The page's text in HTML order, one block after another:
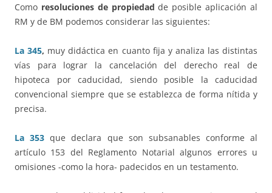
Como resoluciones de propiedad de posible aplicación al
RM y de BM podemos considerar las siguientes:
La 345, muy didáctica en cuanto fija y analiza las distintas
vías para lograr la cancelación del derecho real de
hipoteca por caducidad, siendo posible la caducidad
convencional siempre que se establezca de forma nítida y
precisa.
La 353 que declara que son subsanables conforme al
artículo 153 del Reglamento Notarial algunos errores u
omisiones -como la hora- padecidos en un testamento.